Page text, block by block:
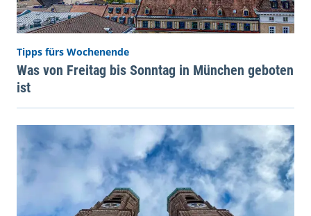
Tipps fürs Wochenende
Was von Freitag bis Sonntag in München geboten
ist